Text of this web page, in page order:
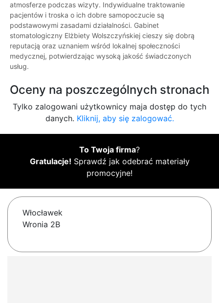
atmosferze podczas wizyty. Indywidualne traktowanie
pacjentów i troska o ich dobre samopoczucie są
podstawowymi zasadami działalności. Gabinet
stomatologiczny Elżbiety Wolszczyńskiej cieszy się dobrą
reputacją oraz uznaniem wśród lokalnej społeczności
medycznej, potwierdzając wysoką jakość świadczonych
usług.
Oceny na poszczególnych stronach
Tylko zalogowani użytkownicy maja dostęp do tych
danych. Kliknij, aby się zalogować.
To Twoja firma?
Gratulacje! Sprawdź jak odebrać materiały
promocyjne!
Włocławek
Wronia 2B